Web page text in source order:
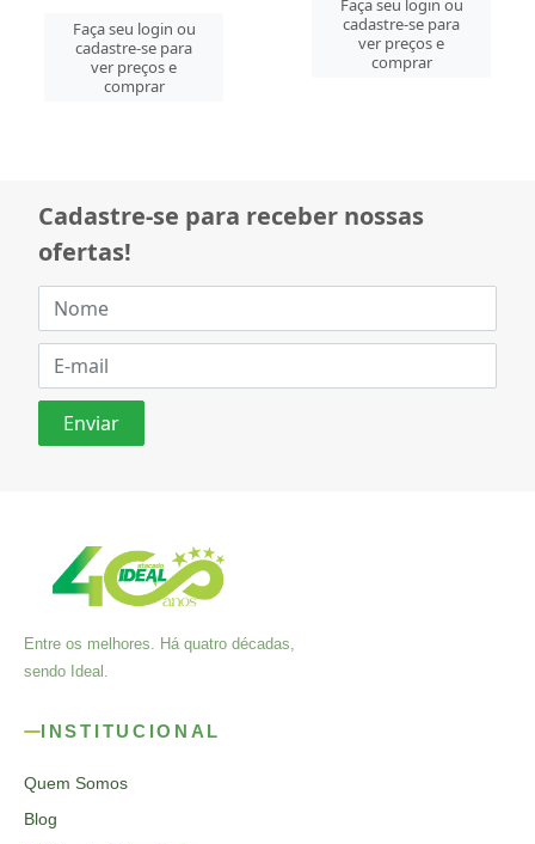
Faça seu login ou
cadastre-se para
ver preços e
comprar
Faça seu login ou
cadastre-se para
ver preços e
comprar
Cadastre-se para receber nossas
ofertas!
Entre os melhores. Há quatro décadas,
sendo Ideal.
INSTITUCIONAL
Quem Somos
Blog